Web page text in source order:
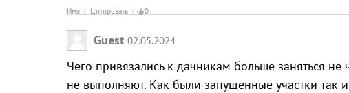
Имя Цитировать 0
Guest 02.05.2024
Чего привязались к дачникам больше заняться
не выполняют. Как были запущенные участки так